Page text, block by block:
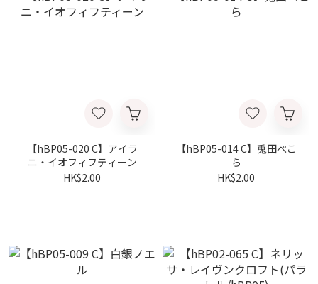
【hBP05-020 C】アイラ
ニ・イオフィフティーン
HK$2.00
【hBP05-014 C】兎田ぺこ
ら
HK$2.00